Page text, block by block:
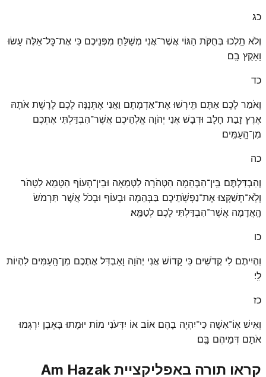
כג
וְלֹא תֵֽלְכוּ בְּחֻקֹּת הַגּוֹי אֲשֶׁר־אֲנִי מְשַׁלֵּחַ מִפְּנֵיכֶם כִּי אֶת־כׇּל־אֵלֶּה עָשׂוּ
וָאָקֻץ בָּֽם׃
כד
וָאֹמַר לָכֶם אַתֶּם תִּֽירְשׁוּ אֶת־אַדְמָתָם וַאֲנִי אֶתְּנֶנָּה לָכֶם לָרֶשֶׁת אֹתָהּ
אֶרֶץ זָבַת חָלָב וּדְבָשׁ אֲנִי יְהֹוָה אֱלֹֽהֵיכֶם אֲשֶׁר־הִבְדַּלְתִּי אֶתְכֶם
מִן־הָֽעַמִּֽים׃
כה
וְהִבְדַּלְתֶּם בֵּֽין־הַבְּהֵמָה הַטְּהֹרָה לַטְּמֵאָה וּבֵין־הָעוֹף הַטָּמֵא לַטָּהֹר
וְלֹֽא־תְשַׁקְּצוּ אֶת־נַפְשֹֽׁתֵיכֶם בַּבְּהֵמָה וּבָעוֹף וּבְכֹל אֲשֶׁר תִּרְמֹשׂ
הָֽאֲדָמָה אֲשֶׁר־הִבְדַּלְתִּי לָכֶם לְטַמֵּֽא׃
כו
וִהְיִיתֶם לִי קְדֹשִׁים כִּי קָדוֹשׁ אֲנִי יְהֹוָה וָאַבְדִּל אֶתְכֶם מִן־הָֽעַמִּים לִהְיוֹת
לִֽי׃
כז
וְאִישׁ אֽוֹ־אִשָּׁה כִּי־יִהְיֶה בָהֶם אוֹב אוֹ יִדְּעֹנִי מוֹת יוּמָתוּ בָּאֶבֶן יִרְגְּמוּ
אֹתָם דְּמֵיהֶם בָּֽם׃
קראו תורה באפליקציית Am Hazak